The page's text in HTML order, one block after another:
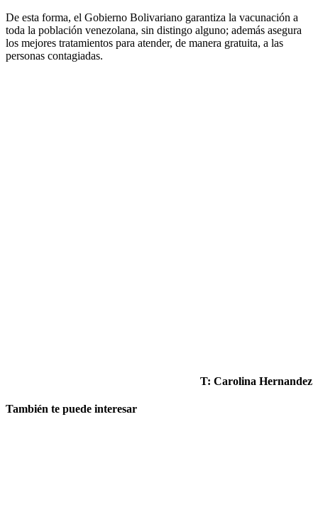
De esta forma, el Gobierno Bolivariano garantiza la vacunación a
toda la población venezolana, sin distingo alguno; además asegura
los mejores tratamientos para atender, de manera gratuita, a las
personas contagiadas.
T: Carolina Hernandez
También te puede interesar